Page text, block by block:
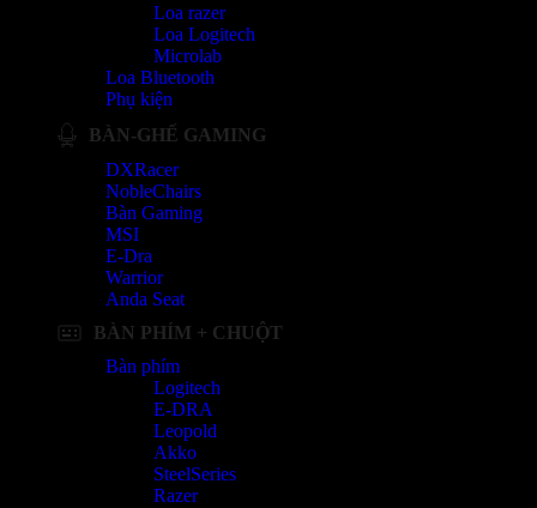
Loa razer
Loa Logitech
Microlab
Loa Bluetooth
Phụ kiện
BÀN-GHẾ GAMING
DXRacer
NobleChairs
Bàn Gaming
MSI
E-Dra
Warrior
Anda Seat
BÀN PHÍM + CHUỘT
Bàn phím
Logitech
E-DRA
Leopold
Akko
SteelSeries
Razer